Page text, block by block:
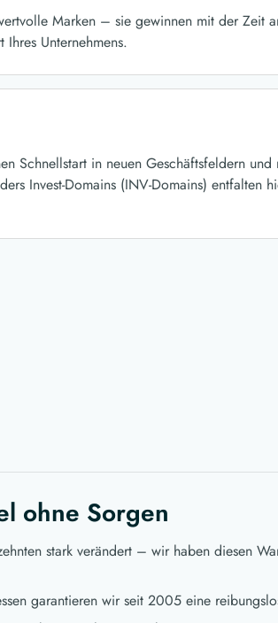
Marken – sie gewinnen mit der Zeit
Unternehmens.
Schnellstart in neuen Geschäftsfeldern und
Invest-Domains (INV-Domains) entfalten
ohne Sorgen
stark verändert – wir haben diesen
garantieren wir seit 2005 eine